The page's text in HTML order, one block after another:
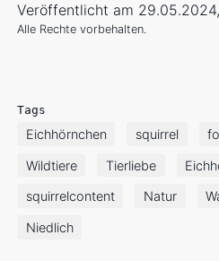
Veröffentlicht am
Alle Rechte vorbehalten.
Tags
Eichhörnchen squirrel
Wildtiere Tierliebe
squirrelcontent Natur
Niedlich